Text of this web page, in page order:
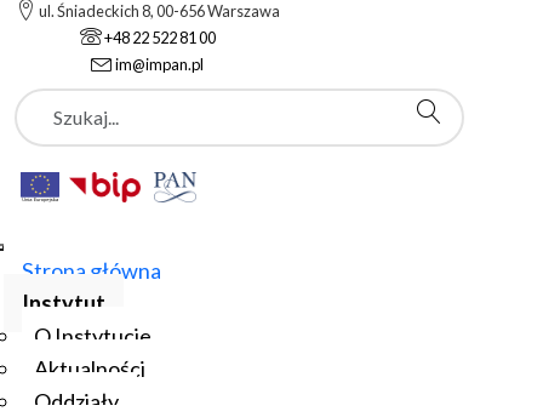
ul. Śniadeckich 8, 00-656 Warszawa
+48 22 522 81 00
im@impan.pl
Szukaj
Strona główna
Instytut
O Instytucie
Aktualności
Oddziały